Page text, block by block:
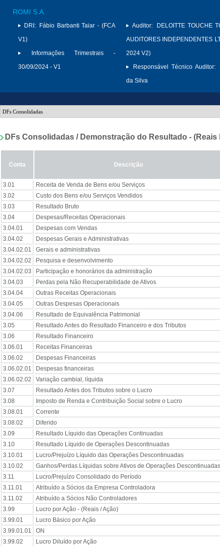
ROMI S.A.
DRI:
Fábio Barbanti Taiar - (FCA
V1)
Informações Trimestrais -
30/09/2024 - V1
Auditor:
DELOITTE TOUCHE
AUDITORES INDEPENDENTES
2024 V2)
Responsável Técnico Auditor:
da Silva